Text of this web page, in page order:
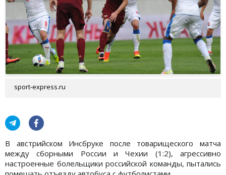
sport-express.ru
В австрийском Инсбруке после товарищеского матча
между сборными России и Чехии (1:2), агрессивно
настроенные болельщики российской команды, пытались